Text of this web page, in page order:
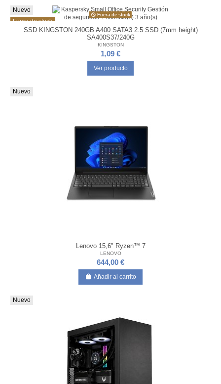
Nuevo
Fuera de stock
Fuera de stock
SSD KINGSTON 240GB A400 SATA3 2.5 SSD (7mm height)
SA400S37/240G
KINGSTON
1,09 €
Ver producto
Nuevo
Lenovo 15,6" Ryzen™ 7
LENOVO
644,00 €
Añadir al carrito
Nuevo